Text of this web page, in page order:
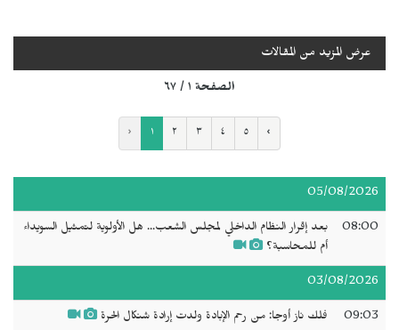
عرض المزيد من المقالات
الصفحة ١ / ٦٧
‹ ١ ٢ ٣ ٤ ٥ ›
05/08/2026
08:00
بعد إقرار النظام الداخلي لمجلس الشعب... هل الأولوية لتمثيل السويداء
أم للمحاسبة؟
03/08/2026
09:03 فلك ناز أوجا: من رحم الإبادة ولدت إرادة شنكال الحرة